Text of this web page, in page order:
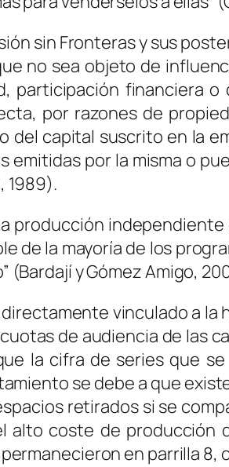
sin Fronteras y sus
no sea objeto de
participación financiera o
por razones de
capital suscrito en la
por la misma o
1989).
producción
de la mayoría de los
y Gómez Amigo,
vinculado a la
de audiencia de las
la cifra de series que
se debe a que
retirados si se
coste de producción
en parrilla 8,